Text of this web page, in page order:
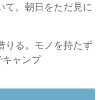
て。朝日をただ見に
りる。モノを持たず
ャンプ